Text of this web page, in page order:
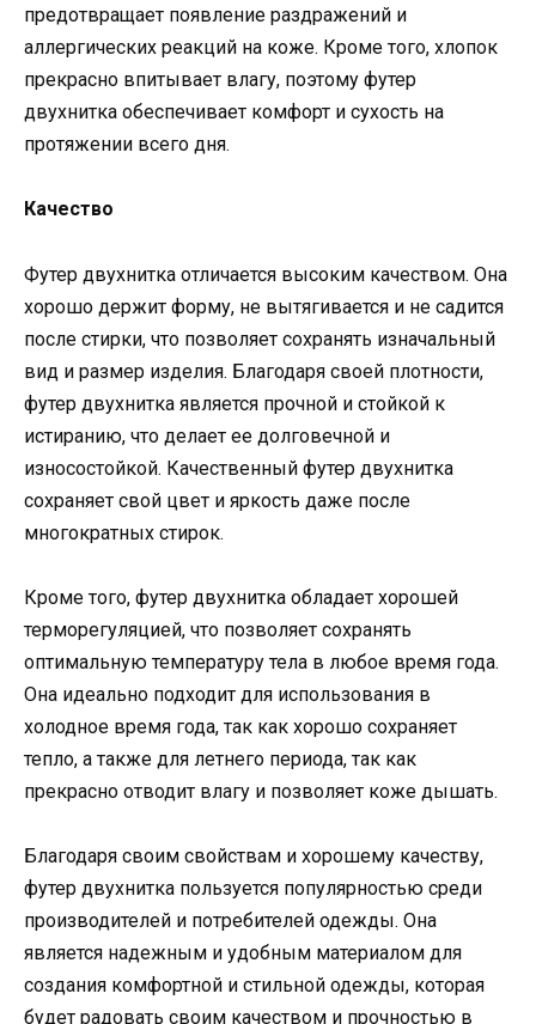
предотвращает появление раздражений и
аллергических реакций на коже. Кроме того, хлопок
прекрасно впитывает влагу, поэтому футер
двухнитка обеспечивает комфорт и сухость на
протяжении всего дня.
Качество
Футер двухнитка отличается высоким качеством. Она
хорошо держит форму, не вытягивается и не садится
после стирки, что позволяет сохранять изначальный
вид и размер изделия. Благодаря своей плотности,
футер двухнитка является прочной и стойкой к
истиранию, что делает ее долговечной и
износостойкой. Качественный футер двухнитка
сохраняет свой цвет и яркость даже после
многократных стирок.
Кроме того, футер двухнитка обладает хорошей
терморегуляцией, что позволяет сохранять
оптимальную температуру тела в любое время года.
Она идеально подходит для использования в
холодное время года, так как хорошо сохраняет
тепло, а также для летнего периода, так как
прекрасно отводит влагу и позволяет коже дышать.
Благодаря своим свойствам и хорошему качеству,
футер двухнитка пользуется популярностью среди
производителей и потребителей одежды. Она
является надежным и удобным материалом для
создания комфортной и стильной одежды, которая
будет радовать своим качеством и прочностью в